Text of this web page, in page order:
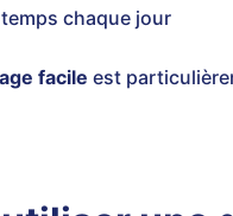
chaque jour
facile est